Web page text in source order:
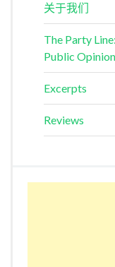
关于我们
The Party
Public
Excerpts
Reviews